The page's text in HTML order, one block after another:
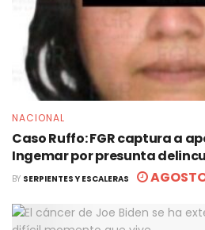
NACIONAL
Caso Ruffo: FGR captura a
Ingemar por presunta
BY SERPIENTES Y ESCALERAS